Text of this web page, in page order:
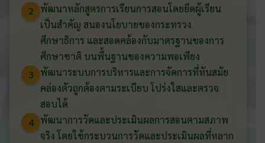
2
พัฒนาหลักสูตรการเรียนการสอนโดยยึดผู้เรียน
เป็นสำคัญ สนองนโยบายของกระทรวง
ศึกษาธิการ และสอดคล้องกับมาตรฐานของการ
ศึกษาชาติ บนพื้นฐานของความพอเพียง
3
พัฒนาระบบการบริหารและการจัดการที่ทันสมัย
คล่องตัวถูกต้องตามระเบียบ โปร่งใสและตรวจ
สอบได้
4 พัฒนาการวัดและประเมินผลการสอนตามสภาพ
จริง โดยใช้กระบวนการวัดและประเมินผลที่หลาก